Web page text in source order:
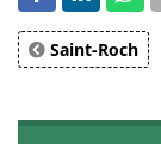
Saint-Roch